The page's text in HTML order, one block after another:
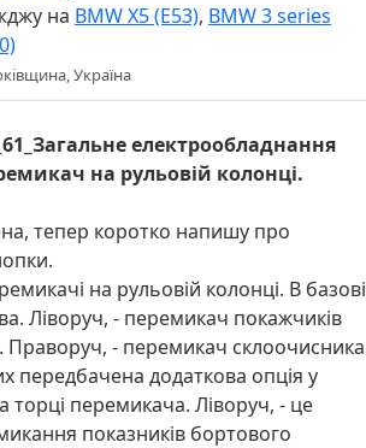
на BMW X5 (E53), BMW 3 series
Україна
електрообладнання
на рульовій колонці.
тепер коротко напишу про
на рульовій колонці. В
Ліворуч, - перемикач покажчиків
Праворуч, - перемикач
передбачена додаткова опція у
торці перемикача. Ліворуч, - це
показників бортового